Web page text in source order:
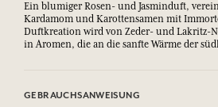
Ein blumiger Rosen- und Jasminduft,
Kardamom und Karottensamen mit
Duftkreation wird von Zeder- und Lakritz-
in Aromen, die an die sanfte Wärme der
GEBRAUCHSANWEISUNG